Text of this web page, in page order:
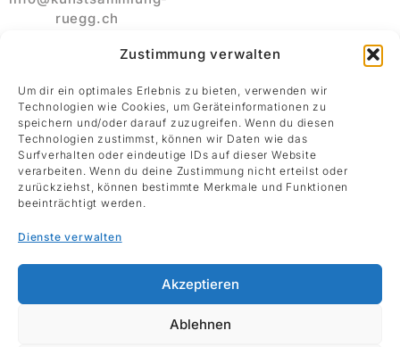
Zustimmung verwalten
Um dir ein optimales Erlebnis zu bieten, verwenden wir
Technologien wie Cookies, um Geräteinformationen zu
speichern und/oder darauf zuzugreifen. Wenn du diesen
Technologien zustimmst, können wir Daten wie das
Surfverhalten oder eindeutige IDs auf dieser Website
verarbeiten. Wenn du deine Zustimmung nicht erteilst oder
zurückziehst, können bestimmte Merkmale und Funktionen
beeinträchtigt werden.
Dienste verwalten
Akzeptieren
Ablehnen
ruegg.ch
ADRESSE
Kunstsammlung
Albert und Melanie
Rüegg
Rämistrasse 30
8001 Zürich